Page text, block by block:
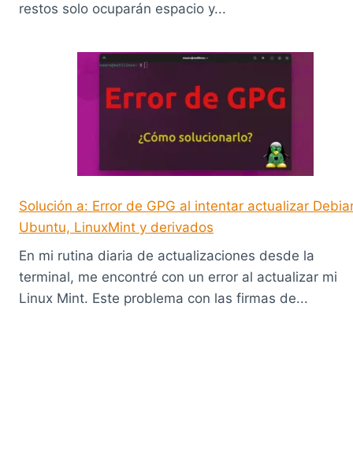
restos solo ocuparán espacio y...
Solución a: Error de GPG al intentar actualizar
Ubuntu, LinuxMint y derivados
En mi rutina diaria de actualizaciones desde la
terminal, me encontré con un error al actualizar mi
Linux Mint. Este problema con las firmas de...